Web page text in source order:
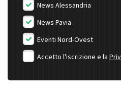
News Alessandria
News Pavia
Eventi Nord-Ovest
Accetto l'iscrizione e la